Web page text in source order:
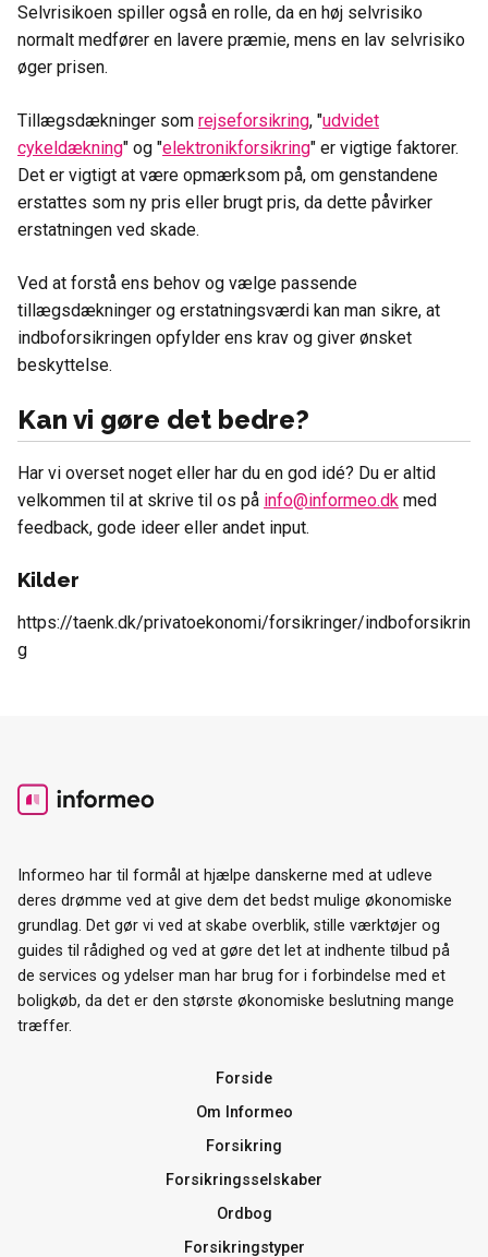
Selvrisikoen spiller også en rolle, da en høj selvrisiko
normalt medfører en lavere præmie, mens en lav selvrisiko
øger prisen.
Tillægsdækninger som rejseforsikring, "udvidet
cykeldækning" og "elektronikforsikring" er vigtige faktorer.
Det er vigtigt at være opmærksom på, om genstandene
erstattes som ny pris eller brugt pris, da dette påvirker
erstatningen ved skade.
Ved at forstå ens behov og vælge passende
tillægsdækninger og erstatningsværdi kan man sikre, at
indboforsikringen opfylder ens krav og giver ønsket
beskyttelse.
Kan vi gøre det bedre?
Har vi overset noget eller har du en god idé? Du er altid
velkommen til at skrive til os på info@informeo.dk med
feedback, gode ideer eller andet input.
Kilder
https://taenk.dk/privatoekonomi/forsikringer/indboforsikrin
g
Informeo har til formål at hjælpe danskerne med at udleve
deres drømme ved at give dem det bedst mulige økonomiske
grundlag. Det gør vi ved at skabe overblik, stille værktøjer og
guides til rådighed og ved at gøre det let at indhente tilbud på
de services og ydelser man har brug for i forbindelse med et
boligkøb, da det er den største økonomiske beslutning mange
træffer.
Forside
Om Informeo
Forsikring
Forsikringsselskaber
Ordbog
Forsikringstyper